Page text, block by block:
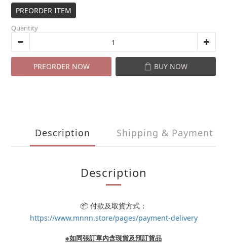
PREORDER ITEM
Quantity
PREORDER NOW BUY NOW
Description Shipping & Payment
Description
📦 付款及取貨方式：
https://www.mnnn.store/pages/payment-delivery
※如同張訂單內含現貨及預訂貨品